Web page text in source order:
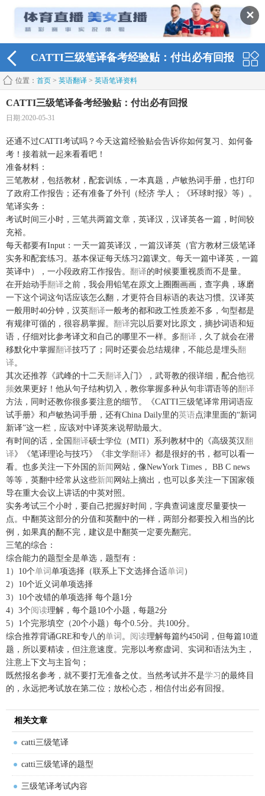
✕
CATTI三级笔译备考经验贴：付出必有回报
位置： 首页 > 英语翻译 > 英语笔译资料
CATTI三级笔译备考经验贴：付出必有回报
日期:2020-05-31
还通不过CATTI考试吗？今天这篇经验贴会告诉你如何复习、如何备
考！接着就一起来看看吧！
准备材料：
三笔教材，包括教材，配套训练，一本真题，卢敏热词手册，也打印
了政府工作报告；还有准备了外刊（经济 学人；《环球时报》等）。
笔译实务：
考试时间三小时，三笔共两篇文章，英译汉，汉译英各一篇，时间较
充裕。
每天都要有Input：一天一篇英译汉，一篇汉译英（官方教材三级笔译
实务和配套练习。基本保证每天练习2篇课文。每天一篇中译英，一篇
英译中），一小段政府工作报告。 翻译的时候要重视质而不是量。
在开始动手翻译之前，我会用铅笔在原文上圈圈画画，查字典，琢磨
一下这个词这句话应该怎么翻，才更符合目标语的表达习惯。汉译英
一般用时40分钟，汉英翻译一般考的都和政工性质差不多，句型都是
有规律可循的，很容易掌握。 翻译完以后要对比原文，摘抄词语和短
语，仔细对比参考译文和自己的哪里不一样。多翻译 ，久了就会在潜
移默化中掌握翻译技巧了；同时还要会总结规律，不能总是埋头翻
译 。
其次还推荐《武峰的十二天翻译 入门》，武哥教的很详细，配合他视
频效果更好！他从句子结构切入，教你掌握多种从句非谓语等的翻译
方法，同时还教你很多要注意的细节。《CATTI三级笔译常用词语应
试手册》和卢敏热词手册，还有China Daily里的英语点津里面的“新词
新译”这一栏，应该对中译英来说帮助最大。
有时间的话，全国翻译硕士学位（MTI）系列教材中的《高级英汉翻
译》《笔译理论与技巧》《非文学翻译》都是很好的书，都可以看一
看。也多关注一下外国的新闻网站，像NewYork Times， BB C news
等等，英翻中经常从这些新闻网站上摘出，也可以多关注一下国家领
导在重大会议上讲话的中英对照。
实务考试三个小时，要自己把握好时间，字典查词速度尽量要快一
点。中翻英这部分的分值和英翻中的一样，两部分都要投入相当的比
例，如果真的翻不完，建议是中翻英一定要先翻完。
三笔的综合：
综合能力的题型全是单选，题型有：
1）10个单词单项选择（联系上下文选择合适单词 ）
2）10个近义词单项选择
3）10个改错的单项选择 每个题1分
4）3个阅读理解，每个题10个小题，每题2分
5）1个完形填空（20个小题）每个0.5分。共100分。
综合推荐背诵GRE和专八的单词 。 阅读理解每篇约450词，但每篇10道
题，所以要精读，但注意速度。完形以考察虚词、实词和语法为主，
注意上下文与主旨句；
既然报名参考，就不要打无准备之仗。当然考试并不是学习 的最终目
的，永远把考试放在第二位；放松心态，相信付出必有回报。
相关文章
catti三级笔译
catti三级笔译的题型
三级笔译考试内容